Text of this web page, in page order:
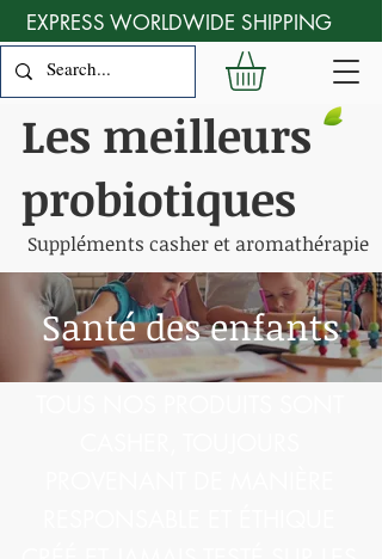
Les meilleurs
probiotiques
Suppléments casher et aromathérapie
EXPRESS WORLDWIDE SHIPPING
Santé des enfants